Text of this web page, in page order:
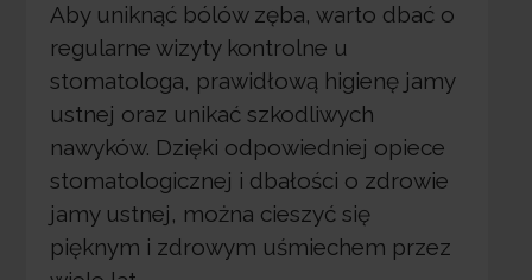
Aby uniknąć bólów zęba, warto dbać o
regularne wizyty kontrolne u
stomatologa, prawidłową higienę jamy
ustnej oraz unikać szkodliwych
nawyków. Dzięki odpowiedniej opiece
stomatologicznej i dbałości o zdrowie
jamy ustnej, można cieszyć się
pięknym i zdrowym uśmiechem przez